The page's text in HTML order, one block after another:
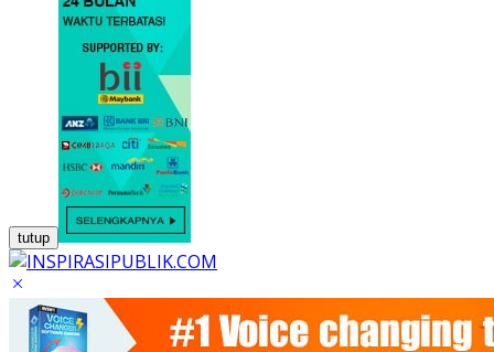
tutup